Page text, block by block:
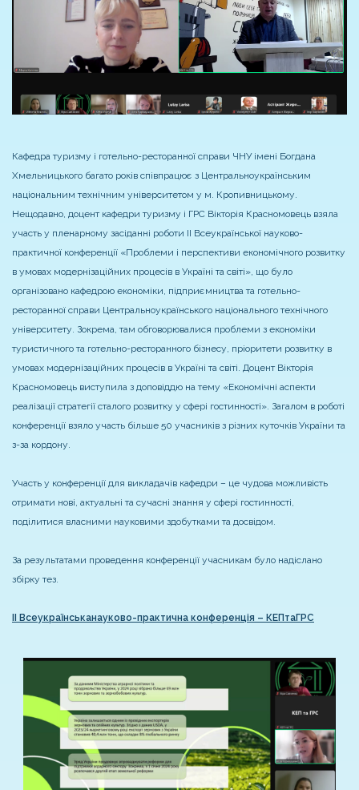
Кафедра туризму і готельно-ресторанної справи ЧНУ імені Богдана
Хмельницького багато років співпрацює з Центральноукраїнським
національним технічним університетом у м. Кропивницькому.
Нещодавно, доцент кафедри туризму і ГРС Вікторія Красномовець взяла
участь у пленарному засіданні роботи ІІ Всеукраїнської науково-
практичної конференції «Проблеми і перспективи економічного розвитку
в умовах модернізаційних процесів в Україні та світі», що було
організовано кафедрою економіки, підприємництва та готельно-
ресторанної справи Центральноукраїнського національного технічного
університету. Зокрема, там обговорювалися проблеми з економіки
туристичного та готельно-ресторанного бізнесу, пріоритети розвитку в
умовах модернізаційних процесів в Україні та світі. Доцент Вікторія
Красномовець виступила з доповіддю на тему «Економічні аспекти
реалізації стратегії сталого розвитку у сфері гостинності». Загалом в роботі
конференції взяло участь більше 50 учасників з різних куточків України та
з-за кордону.
Участь у конференції для викладачів кафедри – це чудова можливість
отримати нові, актуальні та сучасні знання у сфері гостинності,
поділитися власними науковими здобутками та досвідом.
За результатами проведення конференції учасникам було надіслано
збірку тез.
ІІ Всеукраїнськанауково-практична конференція – КЕПтаГРС